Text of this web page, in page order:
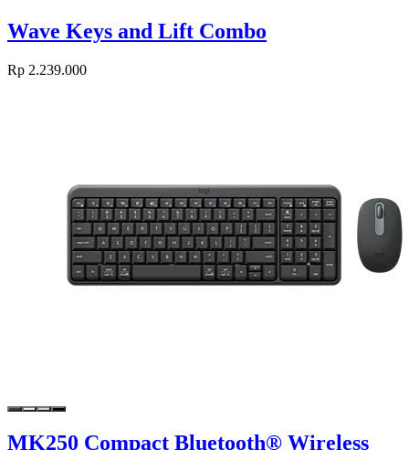
Wave Keys and Lift Combo
Rp 2.239.000
MK250 Compact Bluetooth® Wireless